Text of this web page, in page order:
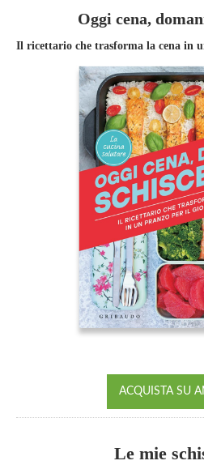
Oggi cena,
Il ricettario che trasforma la cena in
ACQUISTA SU
Le mie